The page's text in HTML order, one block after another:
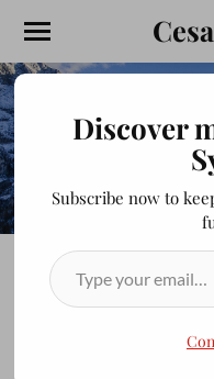
LOS
Discover
Subscribe now to